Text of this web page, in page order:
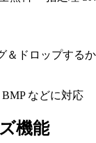
＆ドロップする
BMP などに対応
機能